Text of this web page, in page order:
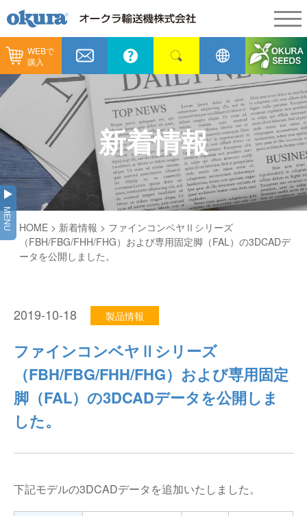
WEBで
購入
製品情報
製品情報
コンベヤ機器
コンベヤ機器を探す
用途から探す
コンベヤ機器の技術情報
ヒント集
仕分けシステム
保管システム
パレタイズ・デパレタイズシステム
納入事例
納入事例
全業種
製造
物流
飲料
メンテナンス
カタログ／CAD
会社情報
会社情報
代表あいさつ
事業所一覧
オークラグループ
オークラの取組み
採用情報
オークラミュージアム
生産終了品
物流用語集
プライバシーポリシー
新着情報
MENU HOME > 新着情報 > ファインコンベヤⅡシリーズ
（FBH/FBG/FHH/FHG）および専用固定脚（FAL）の3DCADデ
ータを公開しました。
2019-10-18 製品情報
ファインコンベヤⅡシリーズ
（FBH/FBG/FHH/FHG）および専用固定
脚（FAL）の3DCADデータを公開しま
した。
下記モデルの3DCADデータを追加いたしました。